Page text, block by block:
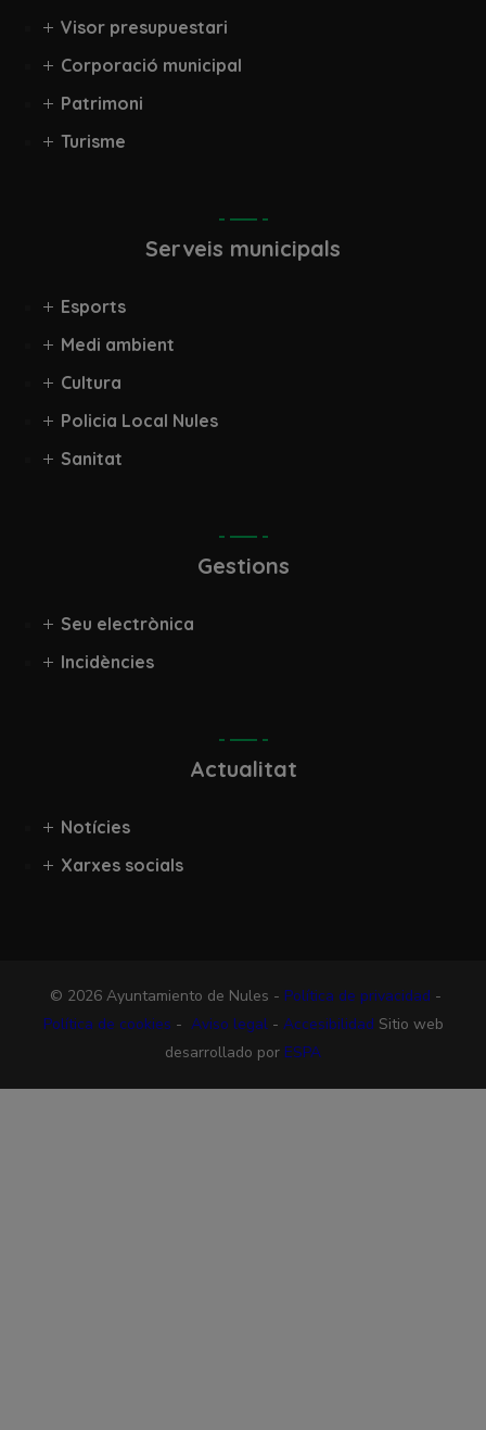
Visor presupuestari
Corporació municipal
Patrimoni
Turisme
Serveis municipals
Esports
Medi ambient
Cultura
Policia Local Nules
Sanitat
Gestions
Seu electrònica
Incidències
Actualitat
Notícies
Xarxes socials
© 2026 Ayuntamiento de Nules - Política de privacidad -
Política de cookies - Aviso legal- Accesibilidad Sitio web
desarrollado por ESPA